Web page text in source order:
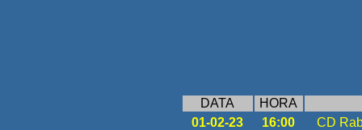
DATA
HORA
01-02-23
16:00 CD